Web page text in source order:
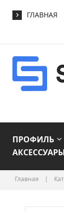
ГЛАВНАЯ
ПРОФИЛЬ
АКСЕССУАРЫ
Главная |